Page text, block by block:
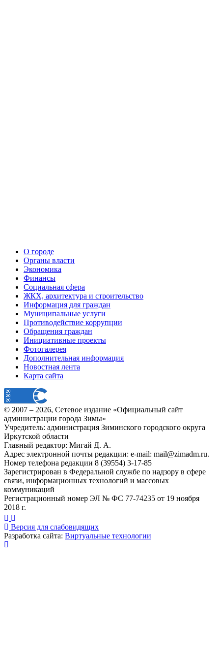
О городе
Органы власти
Экономика
Финансы
Социальная сфера
ЖКХ, архитектура и строительство
Информация для граждан
Муниципальные услуги
Противодействие коррупции
Обращения граждан
Инициативные проекты
Фотогалерея
Дополнительная информация
Новостная лента
Карта сайта
© 2007 – 2026, Сетевое издание «Официальный сайт
администрации города Зимы»
Учредитель: администрация Зиминского городского округа
Иркутской области
Главный редактор: Мигай Д. А.
Адрес электронной почты редакции: e-mail: mail@zimadm.ru.
Номер телефона редакции 8 (39554) 3-17-85
Зарегистрирован в Федеральной службе по надзору в сфере
связи, информационных технологий и массовых
коммуникаций
Регистрационный номер ЭЛ № ФС 77-74235 от 19 ноября
2018 г.
Версия для слабовидящих
Разработка сайта: Виртуальные технологии